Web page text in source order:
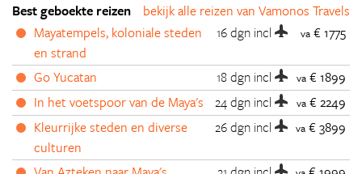
bekijk alle reizen van Vamonos Travels
Best geboekte reizen
Mayatempels, koloniale steden
en strand
16 dgn incl va € 1775
Go Yucatan 18 dgn incl va € 1899
In het voetspoor van de Maya's
24 dgn incl va € 2249
Kleurrijke steden en diverse
culturen
26 dgn incl va € 3899